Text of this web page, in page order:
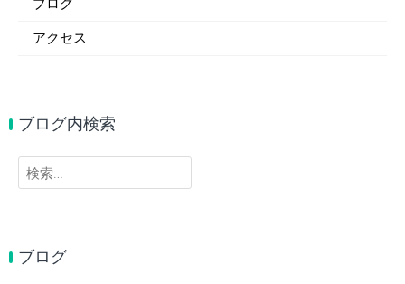
ブログ
アクセス
ブログ内検索
検
索:
ブログ